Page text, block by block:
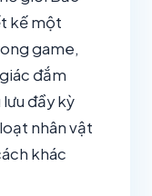
kế một
game,
đắm
đầy kỳ
nhân vật
khác